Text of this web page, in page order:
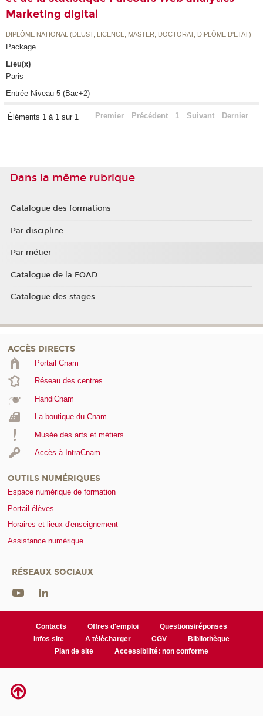
Marketing digital
DIPLÔME NATIONAL (DEUST, LICENCE, MASTER, DOCTORAT, DIPLÔME D'ETAT)
Package
Lieu(x)
Paris
Entrée Niveau 5 (Bac+2)
Éléments 1 à 1 sur 1 Premier Précédent 1 Suivant Dernier
Dans la même rubrique
Catalogue des formations
Par discipline
Par métier
Catalogue de la FOAD
Catalogue des stages
ACCÈS DIRECTS
Portail Cnam
Réseau des centres
HandiCnam
La boutique du Cnam
Musée des arts et métiers
Accès à IntraCnam
OUTILS NUMÉRIQUES
Espace numérique de formation
Portail élèves
Horaires et lieux d'enseignement
Assistance numérique
RÉSEAUX SOCIAUX
Contacts Offres d'emploi
Questions/réponses
Infos site
A télécharger CGV
Bibliothèque
Plan de site
Accessibilité: non conforme